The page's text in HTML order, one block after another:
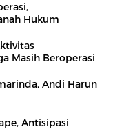
Hukum
Masih Beroperasi
Andi Harun
Antisipasi